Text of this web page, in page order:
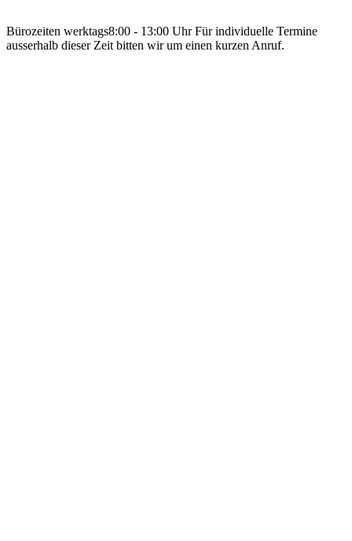
Bürozeiten werktags8:00 - 13:00 Uhr Für individuelle Termine
ausserhalb dieser Zeit bitten wir um einen kurzen Anruf.